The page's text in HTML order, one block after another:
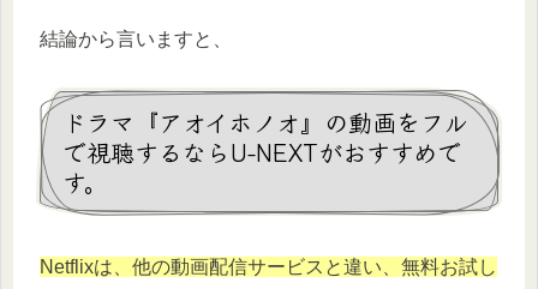
結論から言いますと、
ドラマ『アオイホノオ』の動画をフル
で視聴するならU-NEXTがおすすめで
す。
Netflixは、他の動画配信サービスと違い、無料お試し